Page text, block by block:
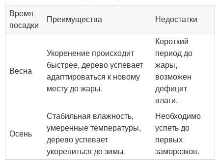
Время
посадки
Преимущества Недостатки
Весна
Укоренение происходит
быстрее, дерево успевает
адаптироваться к новому
месту до жары.
Короткий
период до
жары,
возможен
дефицит
влаги.
Осень
Стабильная влажность,
умеренные температуры,
дерево успевает
укорениться до зимы.
Необходимо
успеть до
первых
заморозков.